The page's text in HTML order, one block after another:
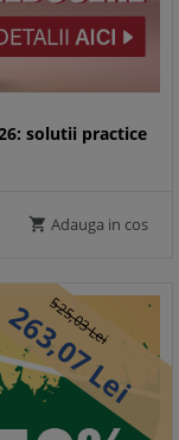
solutii practice
 Adauga in cos
525,03Lei
263,07Lei